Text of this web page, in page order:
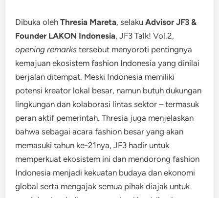
Dibuka olehThresia Mareta, selakuAdvisor JF3 &
Founder LAKON Indonesia, JF3 Talk! Vol.2,
opening remarks tersebut menyoroti pentingnya
kemajuan ekosistem fashion Indonesia yang dinilai
berjalan ditempat. Meski Indonesia memiliki
potensi kreator lokal besar, namun butuh dukungan
lingkungan dan kolaborasi lintas sektor – termasuk
peran aktif pemerintah. Thresia juga menjelaskan
bahwa sebagai acara fashion besar yang akan
memasuki tahun ke-21nya, JF3 hadir untuk
memperkuat ekosistem ini dan mendorong fashion
Indonesia menjadi kekuatan budaya dan ekonomi
global serta mengajak semua pihak diajak untuk